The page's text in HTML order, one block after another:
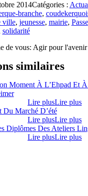
2014Catégories :
branche,
ville, jeunesse, mairie,
solidarité
de vous: Agir pour l'avenir
similaires
Moment À L’Ehpad Et
Lire plusLire plus
Du Marché D’été
Lire plusLire plus
Diplômes Des Ateliers
Lire plusLire plus